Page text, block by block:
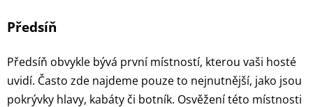
Předsíň
Předsíň obvykle bývá první místností, kterou vaši hosté
uvidí. Často zde najdeme pouze to nejnutnější, jako jsou
pokrývky hlavy, kabáty či botník. Osvěžení této místnosti